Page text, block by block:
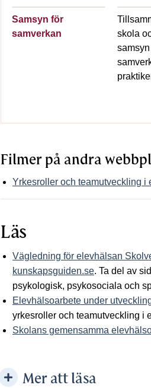
Samsyn för
samverkan
skola
Filmer på andra
Yrkesroller och teamutveckling i
Läs
Vägledning för elevhälsan
kunskapsguiden.se. Ta del av
psykologisk, psykosociala och
Elevhälsoarbete under
yrkesroller och teamutveckling i
Skolans gemensamma
Mer att läsa